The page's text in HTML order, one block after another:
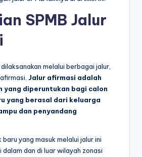
SPMB Jalur
melalui berbagai jalur,
Jalur afirmasi adalah
yang diperuntukan bagi calon
yang berasal dari keluarga
dan penyandang
yang masuk melalui jalur ini
dan di luar wilayah zonasi